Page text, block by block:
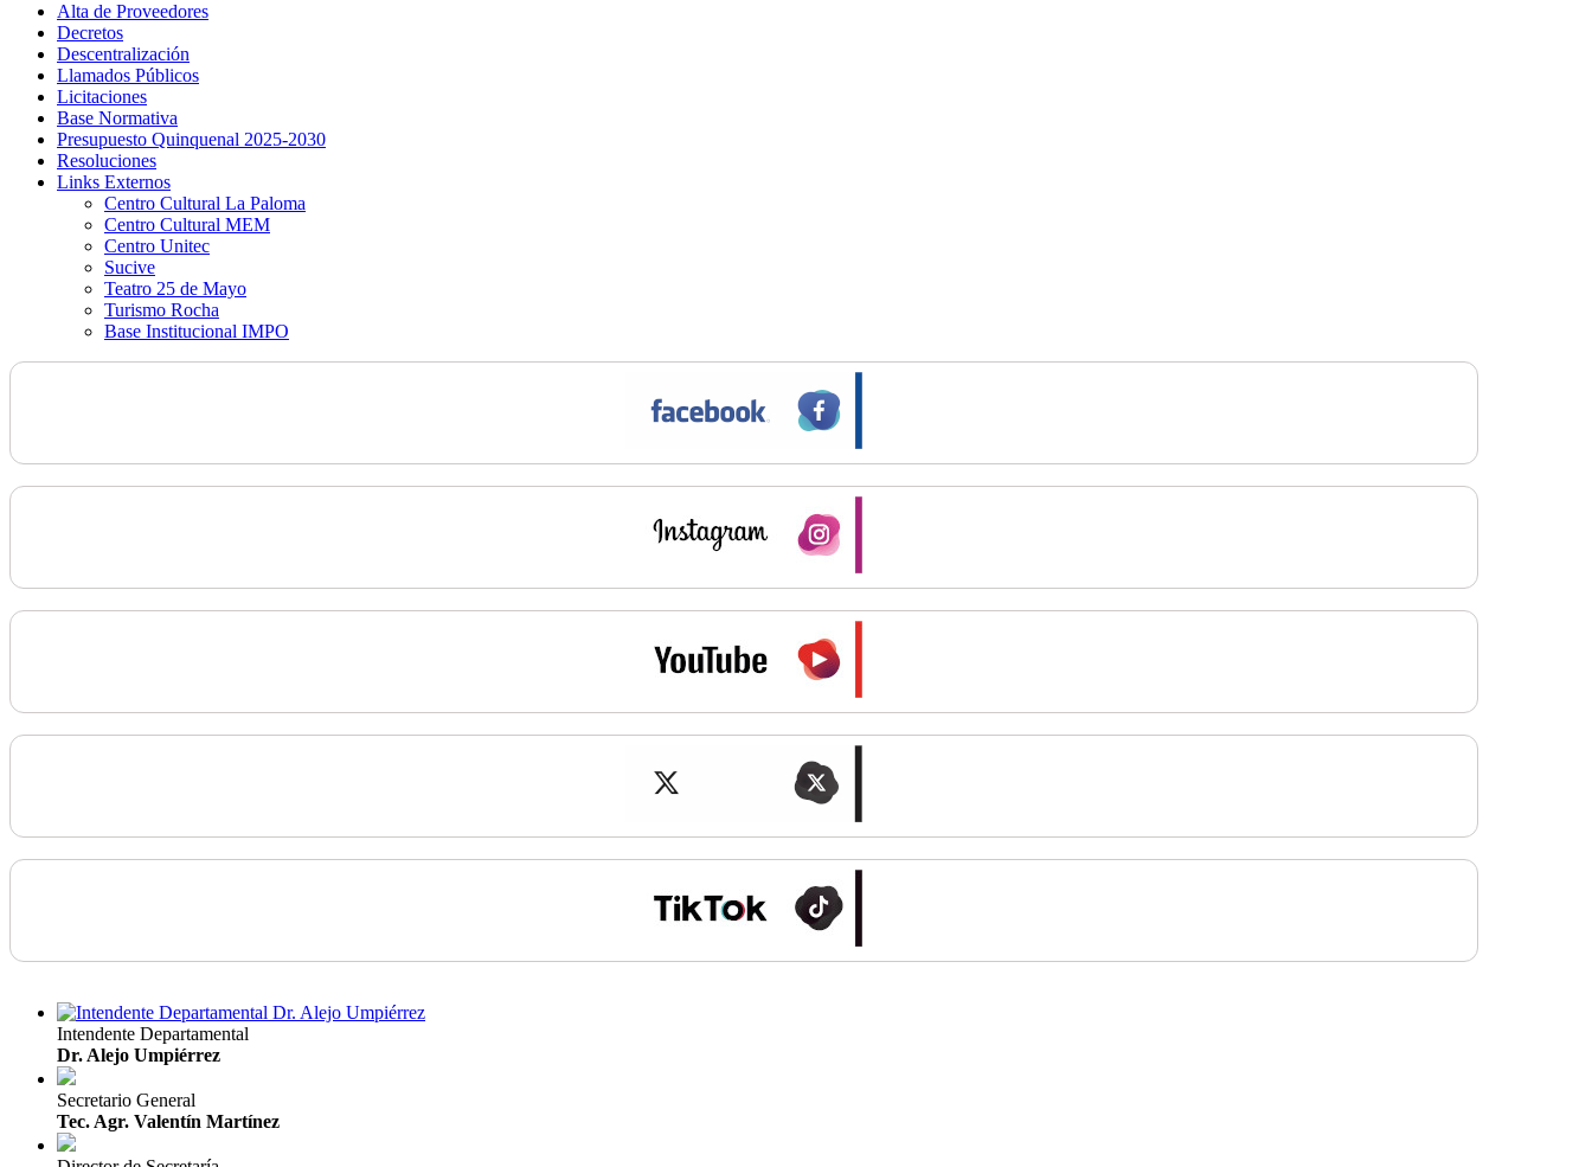
Alta de Proveedores
Decretos
Descentralización
Llamados Públicos
Licitaciones
Base Normativa
Presupuesto Quinquenal 2025-2030
Resoluciones
Links Externos
Centro Cultural La Paloma
Centro Cultural MEM
Centro Unitec
Sucive
Teatro 25 de Mayo
Turismo Rocha
Base Institucional IMPO
Intendente Departamental
Dr. Alejo Umpiérrez
Secretario General
Tec. Agr. Valentín Martínez